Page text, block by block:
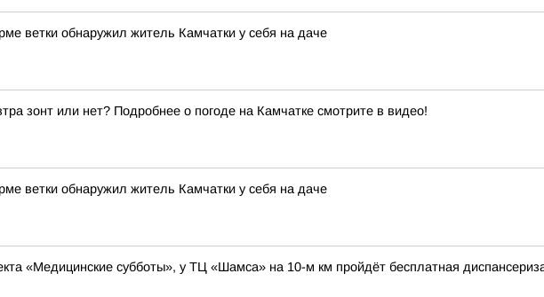
ветки обнаружил житель Камчатки у себя на даче
зонт или нет? Подробнее о погоде на Камчатке смотрите в видео!
ветки обнаружил житель Камчатки у себя на даче
«Медицинские субботы», у ТЦ «Шамса» на 10-м км пройдёт бесплатная